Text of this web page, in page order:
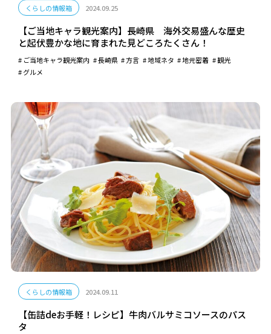
くらしの情報箱 2024.09.25
【ご当地キャラ観光案内】長崎県 海外交易盛んな歴史
と起伏豊かな地に育まれた見どころたくさん！
ご当地キャラ観光案内 長崎県 方言 地域ネタ 地元密着
観光
グルメ
くらしの情報箱 2024.09.11
【缶詰deお手軽！レシピ】牛肉バルサミコソースのパス
タ